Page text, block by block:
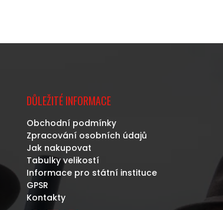
DŮLEŽITÉ INFORMACE
Obchodní podmínky
Zpracování osobních údajů
Jak nakupovat
Tabulky velikostí
Informace pro státní instituce
GPSR
Kontakty